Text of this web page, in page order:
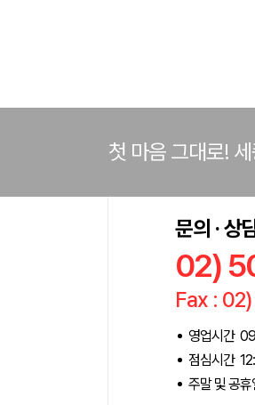
첫 마음 그대로!
문의 · 상
02)
Fax :
영업시간
점심시간
주말 및 공휴